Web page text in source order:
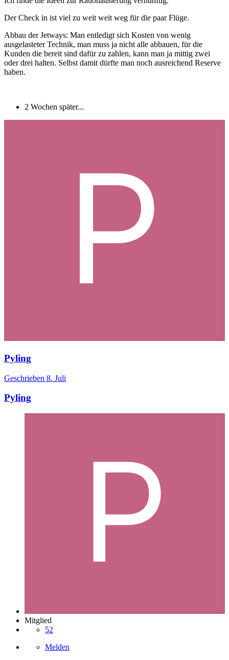
Der Check in ist viel zu weit weit weg für die paar Flüge.
Abbau der Jetways: Man entledigt sich Kosten von wenig
ausgelasteter Technik, man muss ja nicht alle abbauen, für die
Kunden die bereit sind dafür zu zahlen, kann man ja mittig zwei
oder drei halten. Selbst damit dürfte man noch ausreichend Reserve
haben.
2 Wochen später...
Pyling
Geschrieben 8. Juli
Pyling
Mitglied
52
Melden